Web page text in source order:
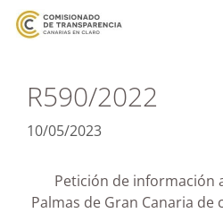
R590/2022
10/05/2023
Petición de información
Palmas de Gran Canaria